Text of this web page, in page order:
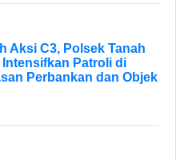
Aksi C3, Polsek Tanah
Intensifkan Patroli di
Perbankan dan Objek